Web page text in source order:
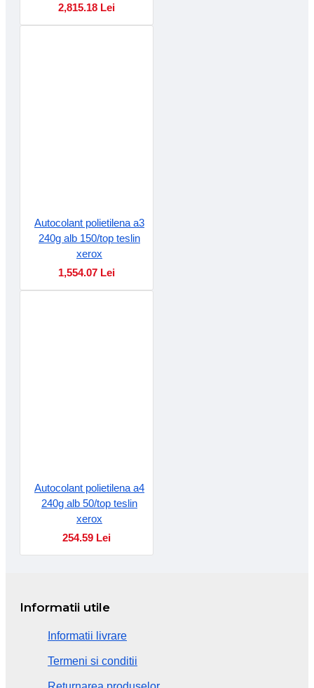
2,815.18 Lei
Autocolant polietilena a3
240g alb 150/top teslin
xerox
1,554.07 Lei
Autocolant polietilena a4
240g alb 50/top teslin
xerox
254.59 Lei
Informatii utile
Informatii livrare
Termeni si conditii